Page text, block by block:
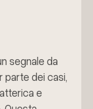
segnale da
parte dei casi,
e